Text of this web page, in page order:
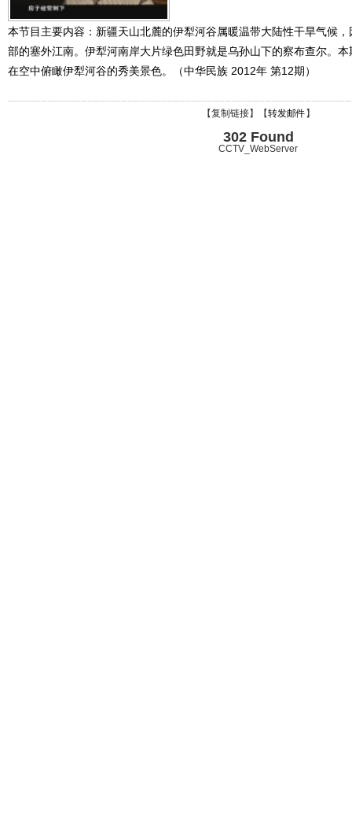
本节目主要内容：新疆天山北麓的伊犁河谷属暖温带大陆性干旱气候
部的塞外江南。伊犁河南岸大片绿色田野就是乌孙山下的察布查尔。
在空中俯瞰伊犁河谷的秀美景色。（中华民族 2012年 第12期）
【复制链接】【转发邮件 】
302 Found
CCTV_WebServer